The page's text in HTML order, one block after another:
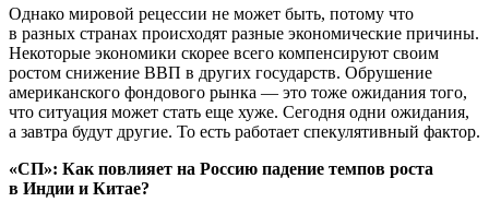
Однако мировой рецессии не может быть, потому что
в разных странах происходят разные экономические причины.
Некоторые экономики скорее всего компенсируют своим
ростом снижение ВВП в других государств. Обрушение
американского фондового рынка — это тоже ожидания того,
что ситуация может стать еще хуже. Сегодня одни ожидания,
а завтра будут другие. То есть работает спекулятивный фактор.
«СП»: Как повлияет на Россию падение темпов роста
в Индии и Китае?